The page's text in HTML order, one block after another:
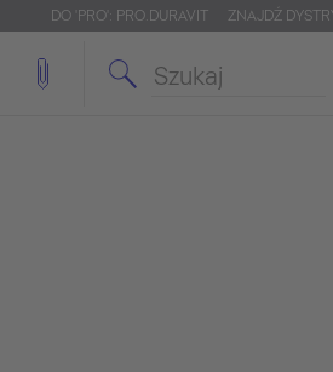
DO 'PRO': PRO.DURAVIT ZNAJDŹ